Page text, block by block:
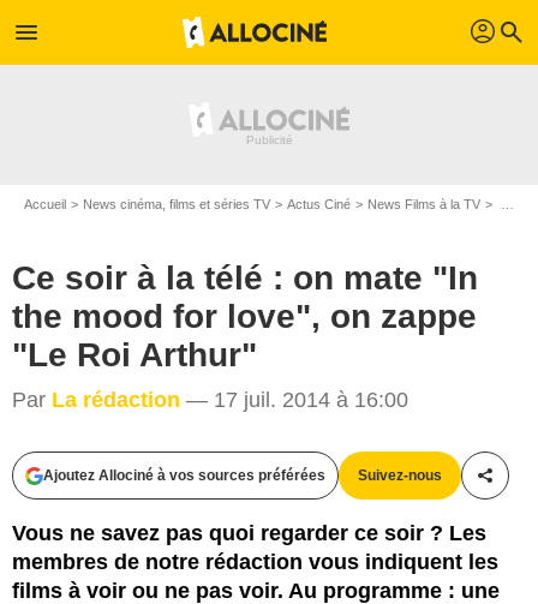
menu profil search
Accueil News cinéma, films et séries TV Actus Ciné News Films à la TV
Ce soir à la télé : on mate "In
the mood for love", on zappe
"Le Roi Arthur"
Par La rédaction — 17 juil. 2014 à 16:00
Ajoutez Allociné à vos sources préférées Suivez-nous
Vous ne savez pas quoi regarder ce soir ? Les
membres de notre rédaction vous indiquent les
films à voir ou ne pas voir. Au programme : une
D.R.